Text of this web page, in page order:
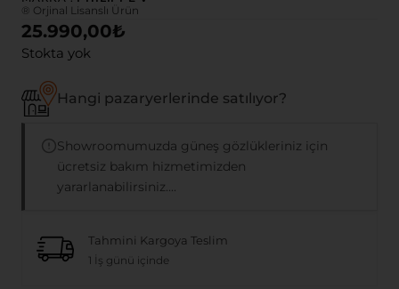
® Orjinal Lisanslı Ürün
25.990,00₺
Stokta yok
Hangi pazaryerlerinde satılıyor?
Showroomumuzda güneş gözlükleriniz için
ücretsiz bakım hizmetimizden
yararlanabilirsiniz....
Tahmini Kargoya Teslim
1 İş günü içinde